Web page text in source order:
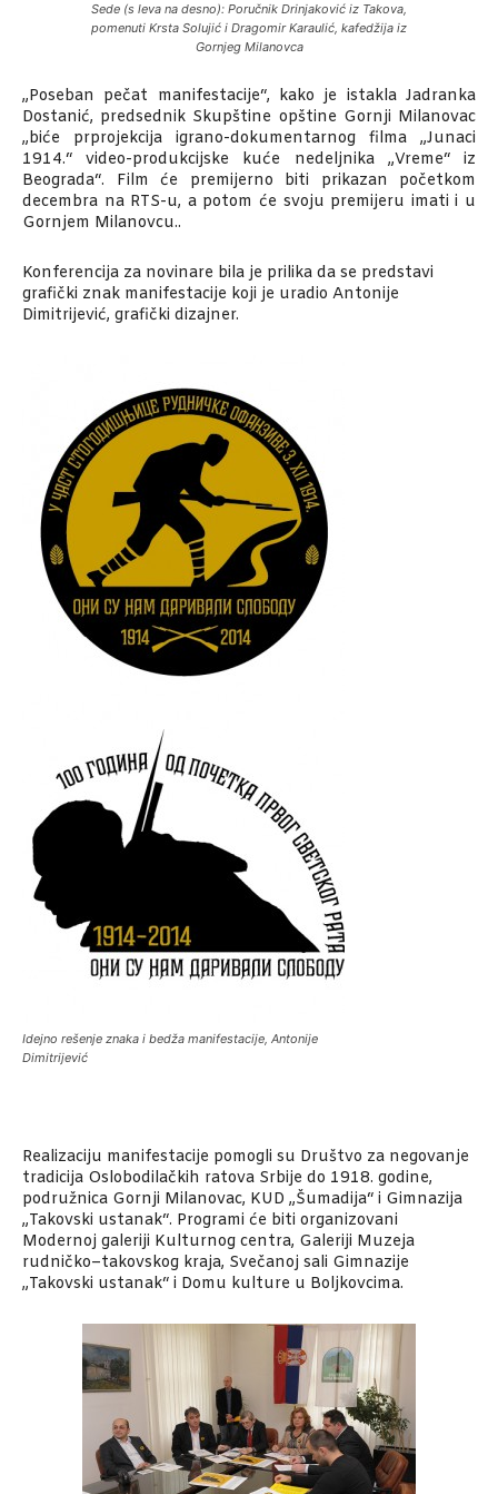
Sede (s leva na desno): Poručnik Drinjaković iz Takova,
pomenuti Krsta Solujić i Dragomir Karaulić, kafedžija iz
Gornjeg Milanovca
„Poseban pečat manifestacije“, kako je istakla Jadranka
Dostanić, predsednik Skupštine opštine Gornji Milanovac
„biće prprojekcija igrano-dokumentarnog filma „Junaci
1914.“ video-produkcijske kuće nedeljnika „Vreme“ iz
Beograda“. Film će premijerno biti prikazan početkom
decembra na RTS-u, a potom će svoju premijeru imati i u
Gornjem Milanovcu..
Konferencija za novinare bila je prilika da se predstavi
grafički znak manifestacije koji je uradio Antonije
Dimitrijević, grafički dizajner.
Idejno rešenje znaka i bedža manifestacije, Antonije
Dimitrijević
Realizaciju manifestacije pomogli su Društvo za negovanje
tradicija Oslobodilačkih ratova Srbije do 1918. godine,
podružnica Gornji Milanovac, KUD „Šumadija“ i Gimnazija
„Takovski ustanak“. Programi će biti organizovani
Modernoj galeriji Kulturnog centra, Galeriji Muzeja
rudničko–takovskog kraja, Svečanoj sali Gimnazije
„Takovski ustanak“ i Domu kulture u Boljkovcima.